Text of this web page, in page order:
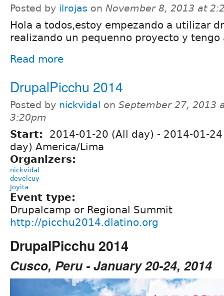
Posted by ilrojas on November 8, 2013 at
Hola a todos,estoy empezando a utilizar
realizando un pequenno proyecto y tengo
Read more
DrupalPicchu 2014
Posted by nickvidal on September 27, 2013
3:20pm
Start: 2014-01-20 (All day) - 2014-01-
day) America/Lima
Organizers:
nickvidal
develcuy
Joyita
Event type:
Drupalcamp or Regional Summit
http://picchu2014.dlatino.org
DrupalPicchu 2014
Cusco, Peru - January 20-24, 2014